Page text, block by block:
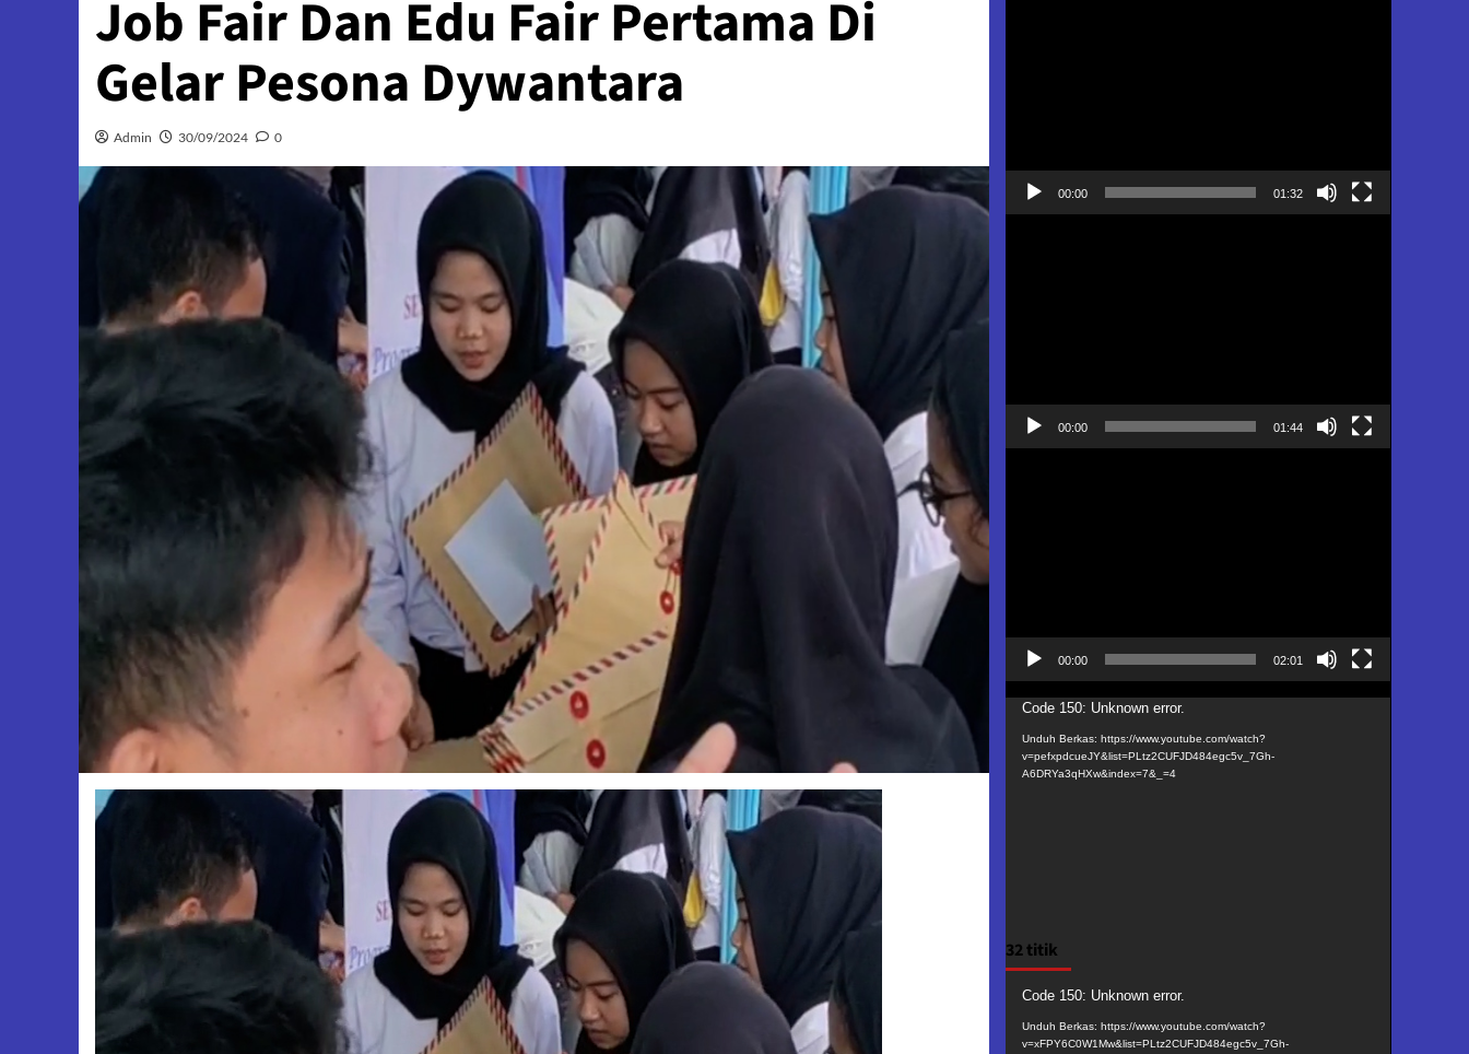
Job Fair Dan Edu Fair Pertama Di
Gelar Pesona Dywantara
Admin 30/09/2024 0
00:00 01:32
00:00 01:44
00:00 02:01
Pemutar
Video
Code 150: Unknown error.
Unduh Berkas: https://www.youtube.com/watch?
v=pefxpdcueJY&list=PLtz2CUFJD484egc5v_7Gh-
A6DRYa3qHXw&index=7&_=4
32 titik
Pemutar
Video
Code 150: Unknown error.
Unduh Berkas: https://www.youtube.com/watch?
v=xFPY6C0W1Mw&list=PLtz2CUFJD484egc5v_7Gh-